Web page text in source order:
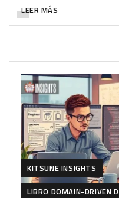
LEER MÁS
KITSUNE INSIGHTS
LIBRO DOMAIN-DRIVEN